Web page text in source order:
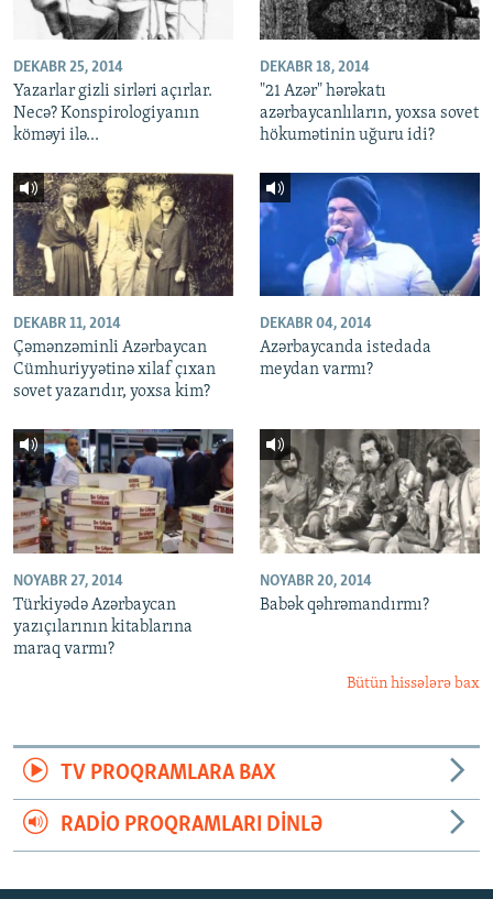
DEKABR 25, 2014
Yazarlar gizli sirləri açırlar.
Necə? Konspirologiyanın
köməyi ilə...
DEKABR 18, 2014
"21 Azər" hərəkatı
azərbaycanlıların, yoxsa sovet
hökumətinin uğuru idi?
DEKABR 11, 2014
Çəmənzəminli Azərbaycan
Cümhuriyyətinə xilaf çıxan
sovet yazarıdır, yoxsa kim?
DEKABR 04, 2014
Azərbaycanda istedada
meydan varmı?
NOYABR 27, 2014
Türkiyədə Azərbaycan
yazıçılarının kitablarına
maraq varmı?
NOYABR 20, 2014
Babək qəhrəmandırmı?
Bütün hissələrə bax
TV PROQRAMLARA BAX
RADIO PROQRAMLARI DINLƏ